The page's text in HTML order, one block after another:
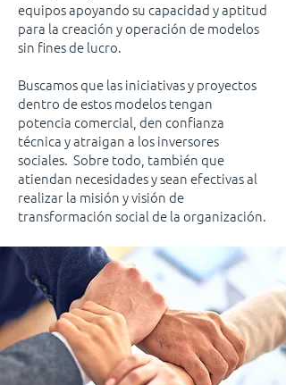
equipos apoyando su capacidad y aptitud
para la creación y operación de modelos
sin fines de lucro.
Buscamos que las iniciativas y proyectos
dentro de estos modelos tengan
potencia comercial, den confianza
técnica y atraigan a los inversores
sociales. Sobre todo, también que
atiendan necesidades y sean efectivas al
realizar la misión y visión de
transformación social de la organización.